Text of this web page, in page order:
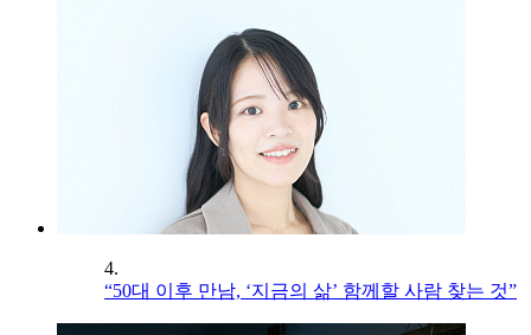
4.
“50대 이후 만남, ‘지금의 삶’ 함께할 사람 찾는 것”